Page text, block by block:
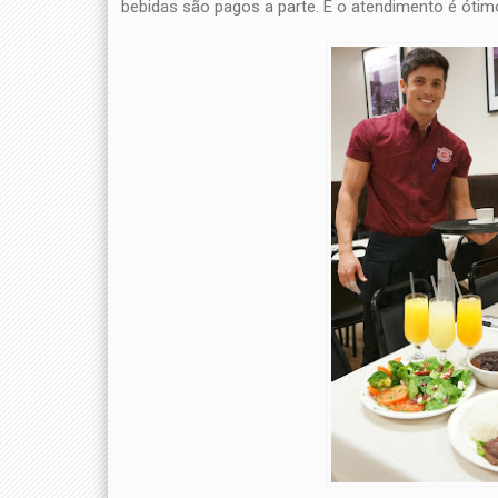
bebidas são pagos a parte. E o atendimento é